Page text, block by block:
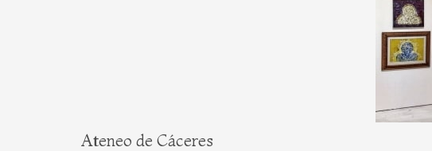
Ateneo de Cáceres